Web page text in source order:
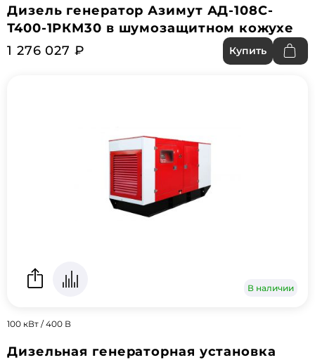
Дизель генератор Азимут АД-108С-
Т400-1РКМ30 в шумозащитном кожухе
1 276 027 ₽
Купить
В наличии
100 кВт / 400 В
Дизельная генераторная установка